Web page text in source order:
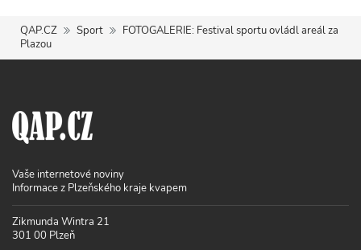
QAP.CZ Sport
FOTOGALERIE: Festival sportu ovládl areál za
Plazou
Vaše internetové noviny
Informace z Plzeňského kraje kvapem
Zikmunda Wintra 21
301 00 Plzeň